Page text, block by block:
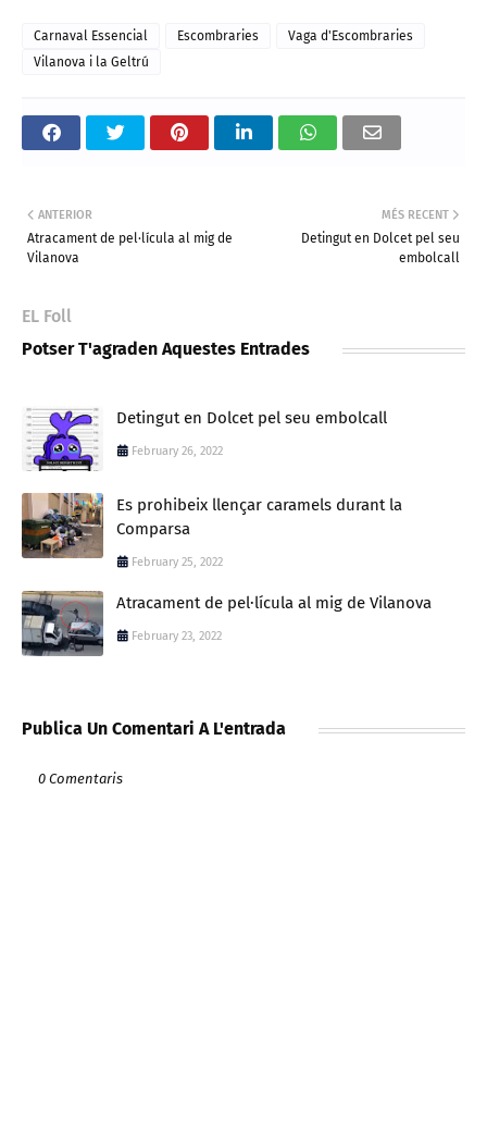
Carnaval Essencial Escombraries
Vaga d'Escombraries
Vilanova i la Geltrú
MÉS RECENT
Detingut en Dolcet pel seu
embolcall
ANTERIOR
Atracament de pel·lícula al mig de
Vilanova
EL Foll
Potser T'agraden Aquestes Entrades
Detingut en Dolcet pel seu embolcall
February 26, 2022
Es prohibeix llençar caramels durant la
Comparsa
February 25, 2022
Atracament de pel·lícula al mig de Vilanova
February 23, 2022
Publica Un Comentari A L'entrada
0 Comentaris